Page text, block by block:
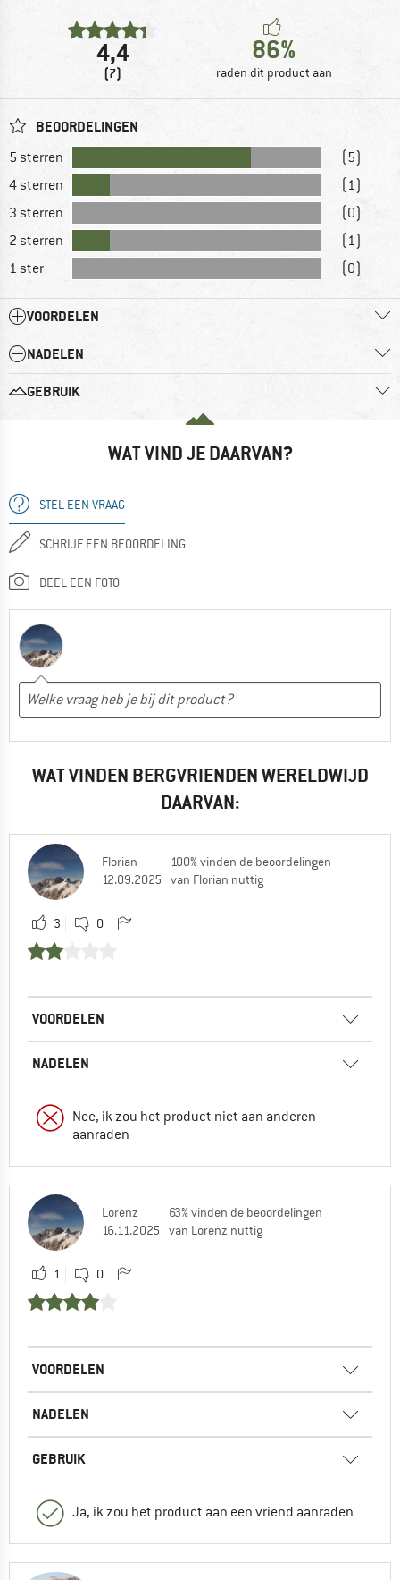
4,4
(7)
86%
raden dit product aan
BEOORDELINGEN
5 sterren
(5)
4 sterren
(1)
3 sterren
(0)
2 sterren
(1)
1 ster
(0)
VOORDELEN
NADELEN
GEBRUIK
WAT VIND JE DAARVAN?
STEL EEN VRAAG
SCHRIJF EEN BEOORDELING
DEEL EEN FOTO
WAT VINDEN BERGVRIENDEN WERELDWIJD
DAARVAN:
Florian
12.09.2025
100% vinden de beoordelingen
van Florian nuttig
3 0
VOORDELEN
NADELEN
Nee, ik zou het product niet aan anderen
aanraden
Lorenz
16.11.2025
63% vinden de beoordelingen
van Lorenz nuttig
1 0
VOORDELEN
NADELEN
GEBRUIK
Ja, ik zou het product aan een vriend aanraden